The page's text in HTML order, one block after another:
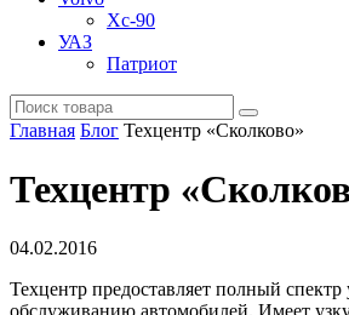
Xc-90
УАЗ
Патриот
Главная Блог Техцентр «Сколково»
Техцентр
04.02.2016
Техцентр предоставляет полный